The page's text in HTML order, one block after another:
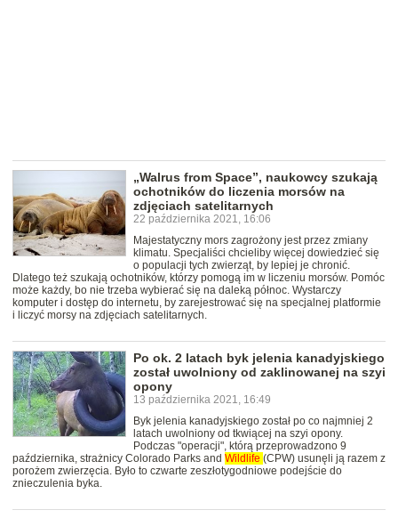
„Walrus from Space”, naukowcy szukają
ochotników do liczenia morsów na
zdjęciach satelitarnych
22 października 2021, 16:06
Majestatyczny mors zagrożony jest przez zmiany
klimatu. Specjaliści chcieliby więcej dowiedzieć się
o populacji tych zwierząt, by lepiej je chronić.
Dlatego też szukają ochotników, którzy pomogą im w liczeniu morsów. Pomóc
może każdy, bo nie trzeba wybierać się na daleką północ. Wystarczy
komputer i dostęp do internetu, by zarejestrować się na specjalnej platformie
i liczyć morsy na zdjęciach satelitarnych.
Po ok. 2 latach byk jelenia kanadyjskiego
został uwolniony od zaklinowanej na szyi
opony
13 października 2021, 16:49
Byk jelenia kanadyjskiego został po co najmniej 2
latach uwolniony od tkwiącej na szyi opony.
Podczas "operacji", którą przeprowadzono 9
października, strażnicy Colorado Parks and Wildlife (CPW) usunęli ją razem z
porożem zwierzęcia. Było to czwarte zeszłotygodniowe podejście do
znieczulenia byka.